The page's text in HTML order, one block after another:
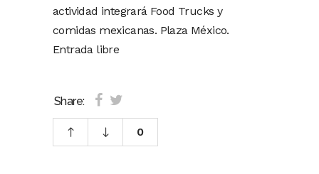
actividad integrará Food Trucks y
comidas mexicanas. Plaza México.
Entrada libre
Share:
0